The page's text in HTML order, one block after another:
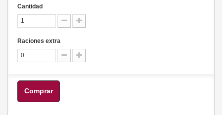
Cantidad
Raciones extra
Comprar